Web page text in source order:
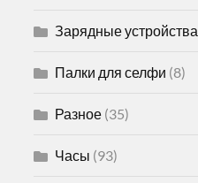
Зарядные устройства
Палки для селфи (8)
Разное (35)
Часы (93)